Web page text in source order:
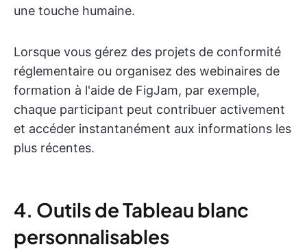
une touche humaine.
Lorsque vous gérez des projets de conformité
réglementaire ou organisez des webinaires de
formation à l'aide de FigJam, par exemple,
chaque participant peut contribuer activement
et accéder instantanément aux informations les
plus récentes.
4. Outils de Tableau blanc
personnalisables